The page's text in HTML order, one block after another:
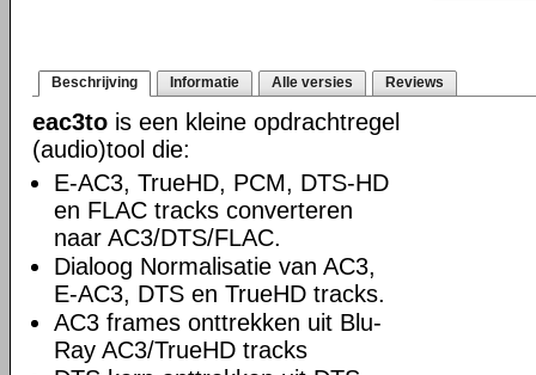
Beschrijving Informatie Alle versies Reviews
eac3to is een kleine opdrachtregel
(audio)tool die:
E-AC3, TrueHD, PCM, DTS-HD
en FLAC tracks converteren
naar AC3/DTS/FLAC.
Dialoog Normalisatie van AC3,
E-AC3, DTS en TrueHD tracks.
AC3 frames onttrekken uit Blu-
Ray AC3/TrueHD tracks